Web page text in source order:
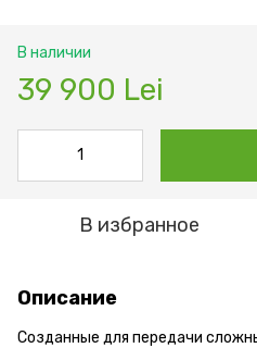
В наличии
39 900 Lei
В избранное
Описание
Созданные для передачи